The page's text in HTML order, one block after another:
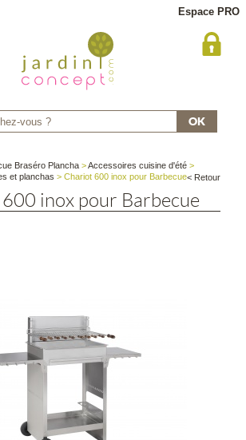
Espace PRO
Braséro Plancha >Accessoires cuisine d'été >
et planchas > Chariot 600 inox pour Barbecue< Retour
inox pour Barbecue